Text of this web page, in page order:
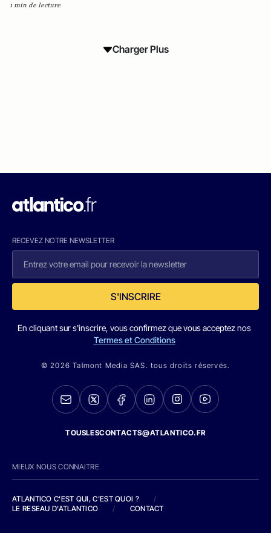
1 min de lecture
Charger Plus
RECEVEZ NOTRE NEWSLETTER
S'INSCRIRE
En cliquant sur s'inscrire, vous confirmez que vous acceptez nos
Termes et Conditions
© 2026 Talmont Media SAS. tous droits réservés.
TOUSLESCONTACTS@ATLANTICO.FR
MIEUX NOUS CONNAITRE
ATLANTICO C'EST QUI, C'EST QUOI ?
/
LE RESEAU D'ATLANTICO
/ CONTACT